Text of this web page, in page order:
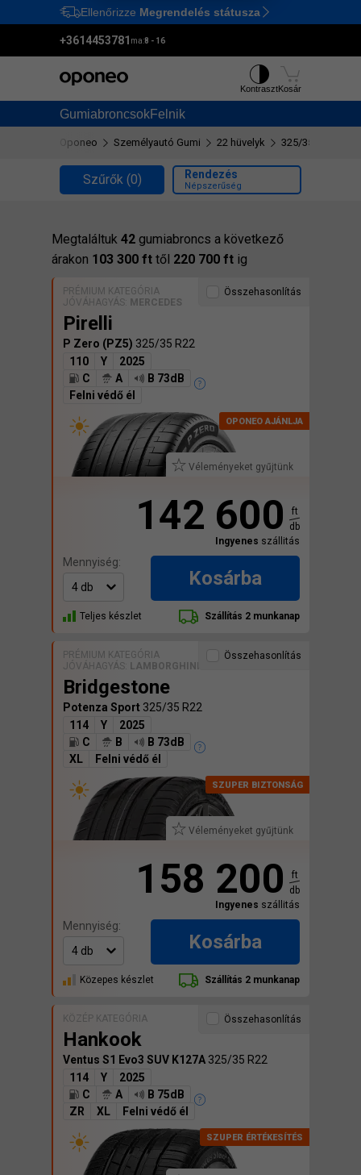
Ctrl M
Ellenőrizze Megrendelés státusza
+3614453781 ma:8 - 16
GumiabroncsokFelnik
KontrasztKosár
Oponeo Személyautó Gumi 22 hüvelyk 325/35 R22
Szűrők (0)
Megtaláltuk 42 gumiabroncs a következő
árakon 103 300 ft től 220 700 ft ig
Rendezés
Népszerűség
PRÉMIUM KATEGÓRIA
JÓVÁHAGYÁS:
MERCEDES
Pirelli
P Zero (PZ5) 325/35 R22
110
Y
2025
C
A
B 73dB
Felni védő él
Véleményeket gyűjtünk
Összehasonlítás
142 600
ft
db
Ingyenes szállitás
Mennyiség:
Kosárba
Teljes készlet Szállítás 2 munkanap
PRÉMIUM KATEGÓRIA
JÓVÁHAGYÁS: LAMBORGHINI
Bridgestone
Potenza Sport 325/35 R22
114
Y
2025
C
B
B 73dB
XL
Felni védő él
Véleményeket gyűjtünk
Összehasonlítás
158 200
ft
db
Ingyenes szállitás
Mennyiség:
Kosárba
Közepes készlet Szállítás 2 munkanap
KÖZÉP KATEGÓRIA
Hankook
Ventus S1 Evo3 SUV K127A 325/35 R22
114
Y
2025
C
A
B 75dB
ZR
XL Felni védő él
Összehasonlítás